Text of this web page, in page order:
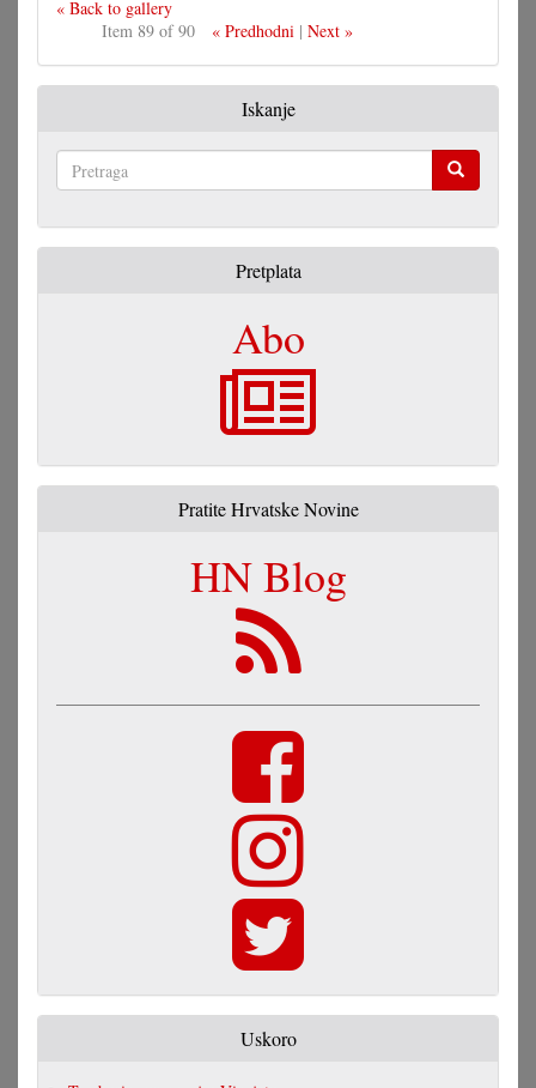
« Back to gallery
Item 89 of 90
« Predhodni| Next »
Iskanje
Pretplata
Abo
Pratite Hrvatske Novine
HN Blog
Uskoro